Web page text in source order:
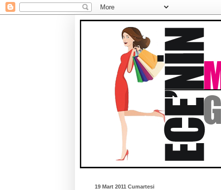
19 Mart 2011 Cumartesi